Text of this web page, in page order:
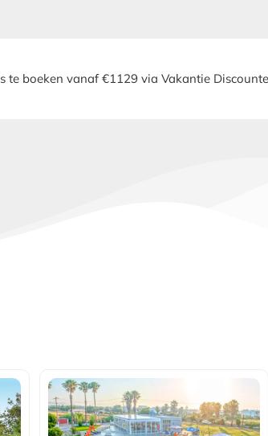
te boeken vanaf €1129 via Vakantie